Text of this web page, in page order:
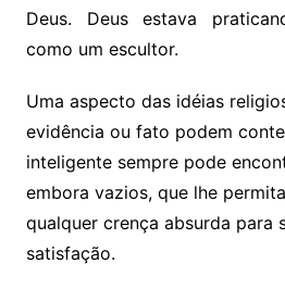
Deus. Deus estava
como um escultor.
Uma aspecto das idéias
evidência ou fato podem
inteligente sempre pode
embora vazios, que lhe
qualquer crença absurda para
satisfação.